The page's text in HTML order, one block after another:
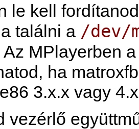
le kell
találni a /dev/
MPlayerben
ha
3.x.x vagy
vezérlő